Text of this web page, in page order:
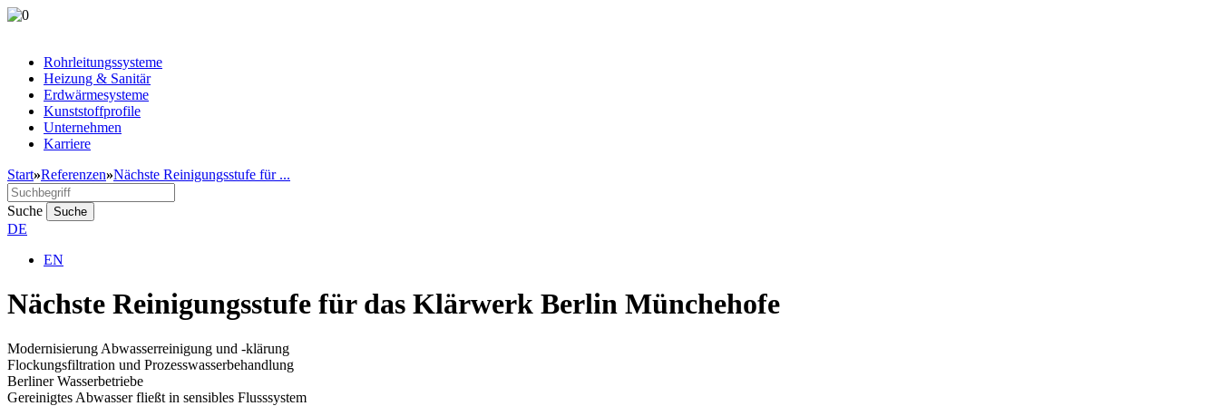
Rohrleitungssysteme
Heizung & Sanitär
Erdwärmesysteme
Kunststoffprofile
Unternehmen
Karriere
Start»Referenzen»Nächste Reinigungsstufe für ...
Suche Suche
DE
EN
Nächste Reinigungsstufe für das Klärwerk Berlin Münchehofe
Modernisierung Abwasserreinigung und -klärung
Flockungsfiltration und Prozesswasserbehandlung
Berliner Wasserbetriebe
Gereinigtes Abwasser fließt in sensibles Flusssystem